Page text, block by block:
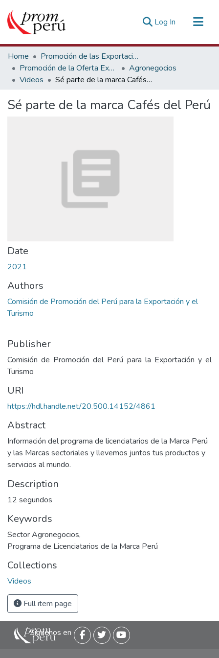
Log In (current)
Communities & Collections
All of DSpace
Statistics
Estadísticas Externas
Home
Promoción de las Exportaciones
Promoción de la Oferta Exportable
Agronegocios
Videos
Sé parte de la marca Cafés del Perú
Sé parte de la marca Cafés del Perú
Date
2021
Authors
Comisión de Promoción del Perú para la Exportación y el
Turismo
Publisher
Comisión de Promoción del Perú para la Exportación y el
Turismo
URI
https://hdl.handle.net/20.500.14152/4861
Abstract
Información del programa de licenciatarios de la Marca Perú
y las Marcas sectoriales y llevemos juntos tus productos y
servicios al mundo.
Description
12 segundos
Keywords
Sector Agronegocios,
Programa de Licenciatarios de la Marca Perú
Collections
Videos
Full item page
Siguenos en